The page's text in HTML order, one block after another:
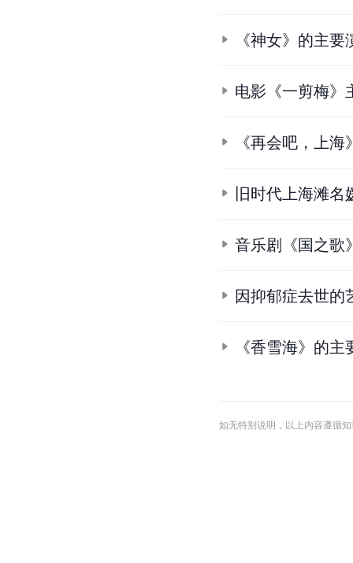
《神女》的主要
电影《一剪梅》
《再会吧，上
旧时代上海滩名
音乐剧《国之歌
因抑郁症去世的
《香雪海》的主
如无特别说明，以上内容遵循